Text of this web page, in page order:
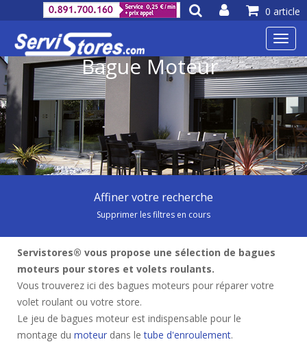
0 article
Bague Moteur
Affiner votre recherche
Supprimer les filtres en cours
Servistores® vous propose une sélection de bagues
moteurs pour stores et volets roulants.
Vous trouverez ici des bagues moteurs pour réparer votre
volet roulant ou votre store.
Le jeu de bagues moteur est indispensable pour le
montage du moteur dans letube d'enroulement.